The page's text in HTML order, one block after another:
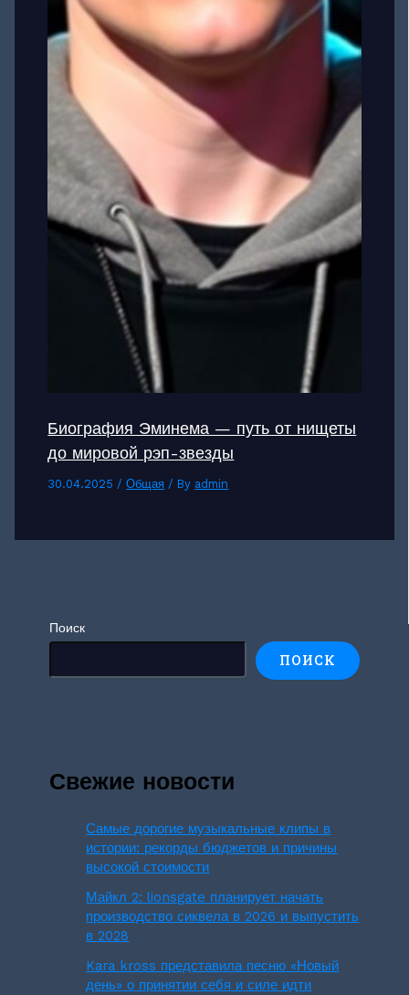
Биография Эминема — путь от нищеты
до мировой рэп-звезды
30.04.2025 /Общая / By admin
Поиск
ПОИСК
Свежие новости
Самые дорогие музыкальные клипы в
истории: рекорды бюджетов и причины
высокой стоимости
Майкл 2: lionsgate планирует начать
производство сиквела в 2026 и выпустить
в 2028
Kara kross представила песню «Новый
день» о принятии себя и силе идти